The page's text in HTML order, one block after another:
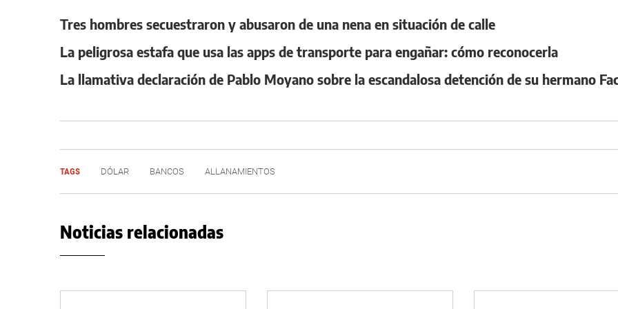
Tres hombres secuestraron y abusaron de una nena en situación de calle
La peligrosa estafa que usa las apps de transporte para engañar: cómo reconocerla
La llamativa declaración de Pablo Moyano sobre la escandalosa detención de su hermano
TAGS DÓLAR BANCOS ALLANAMIENTOS
Noticias relacionadas